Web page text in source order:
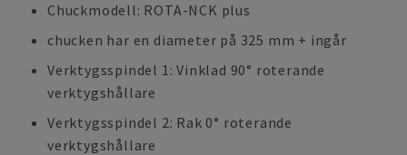
Chuckmodell: ROTA-NCK plus
chucken har en diameter på 325 mm + ingår
Verktygsspindel 1: Vinklad 90° roterande
verktygshållare
Verktygsspindel 2: Rak 0° roterande
verktygshållare